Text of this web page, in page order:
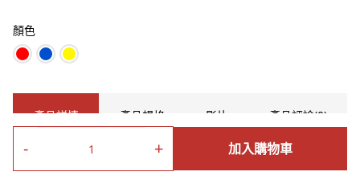
顏色
- + 加入購物車
產品詳情 產品規格 影片 產品評論(0)
FOOTDISC Proactive 全效型鞋墊 (1對)
根據生物力學原理加上
超過2,000位運動選手動態觀察，100,000公里以上的測試，運